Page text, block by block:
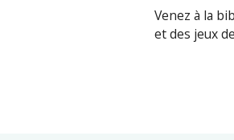
Venez à la
et des jeux